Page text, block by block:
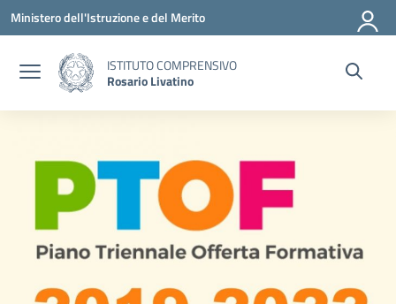
Vai ai contenuti
Vai al menu di navigazione
Vai al footer
Ministero dell'Istruzione e del Merito
ISTITUTO COMPRENSIVO
Rosario Livatino